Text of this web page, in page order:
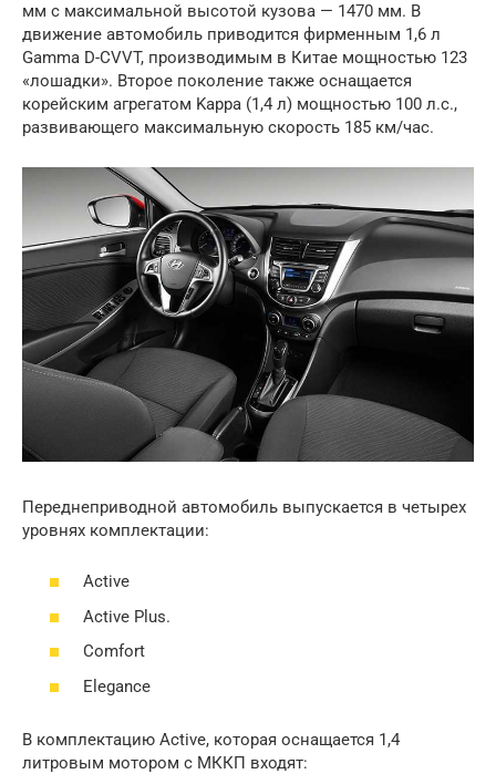
мм с максимальной высотой кузова — 1470 мм. В
движение автомобиль приводится фирменным 1,6 л
Gamma D-CVVT, производимым в Китае мощностью 123
«лошадки». Второе поколение также оснащается
корейским агрегатом Kappa (1,4 л) мощностью 100 л.с.,
развивающего максимальную скорость 185 км/час.
Переднеприводной автомобиль выпускается в четырех
уровнях комплектации:
Active
Active Plus.
Comfort
Elegance
В комплектацию Active, которая оснащается 1,4
литровым мотором с МККП входят: